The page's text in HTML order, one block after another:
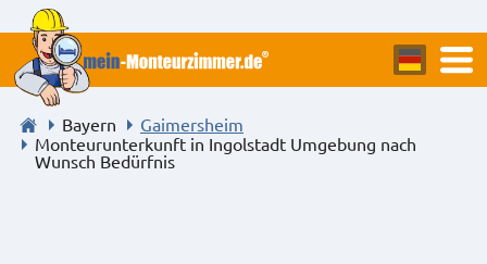
Bayern
Gaimersheim
Monteurunterkunft in Ingolstadt Umgebung nach
Wunsch Bedürfnis